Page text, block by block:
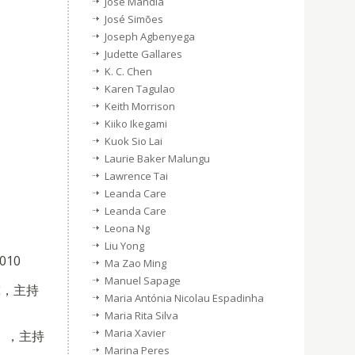
主持
，主持
José Simões
Joseph Agbenyega
Judette Gallares
K. C. Chen
Karen Tagulao
Keith Morrison
Kiiko Ikegami
Kuok Sio Lai
Laurie Baker Malungu
Lawrence Tai
Leanda Care
Leanda Care
Leona Ng
Liu Yong
Ma Zao Ming
Manuel Sapage
Maria Antónia Nicolau Espadinha
Maria Rita Silva
Maria Xavier
Marina Peres